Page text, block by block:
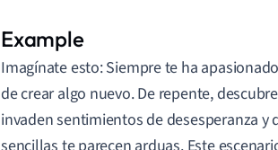
Imagínate esto: Siempre te ha
de crear algo nuevo. De repente,
invaden sentimientos de desesperanza y